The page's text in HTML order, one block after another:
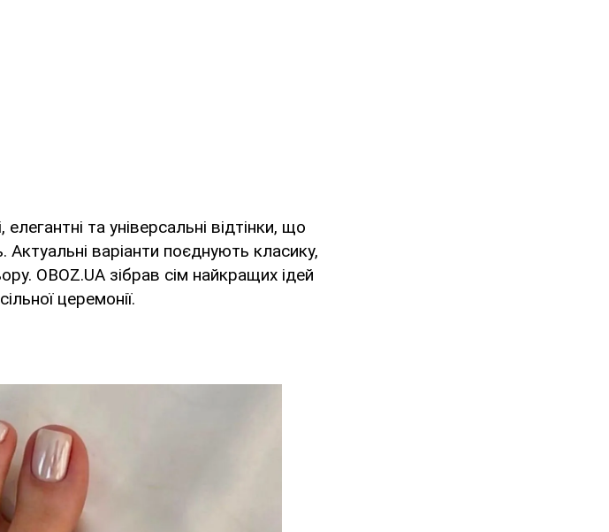
та універсальні відтінки, що
Актуальні варіанти поєднують класику,
OBOZ.UA зібрав сім найкращих ідей
церемонії.